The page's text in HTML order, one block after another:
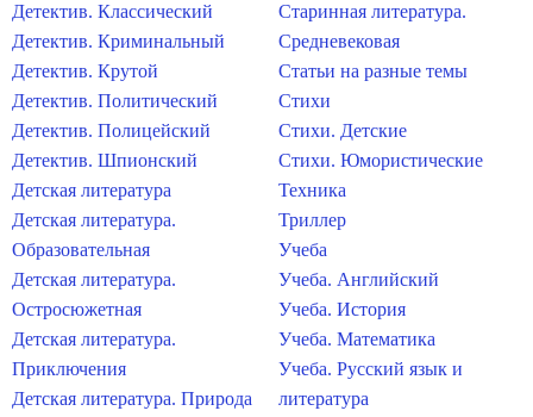
Детектив. Классический
Детектив. Криминальный
Детектив. Крутой
Детектив. Политический
Детектив. Полицейский
Детектив. Шпионский
Детская литература
Детская литература.
Образовательная
Детская литература.
Остросюжетная
Детская литература.
Приключения
Детская литература. Природа
Старинная литература.
Средневековая
Статьи на разные темы
Стихи
Стихи. Детские
Стихи. Юмористические
Техника
Триллер
Учеба
Учеба. Английский
Учеба. История
Учеба. Математика
Учеба. Русский язык и
литература